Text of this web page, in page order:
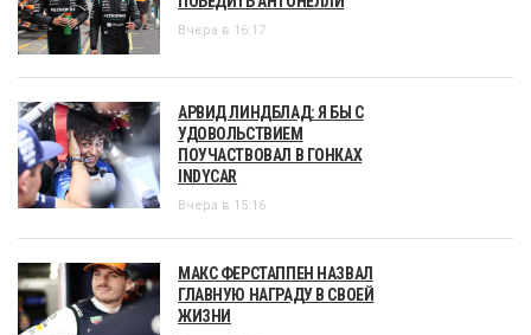
Вчера в 16:17
АРВИД ЛИНДБЛАД: Я БЫ С
УДОВОЛЬСТВИЕМ
ПОУЧАСТВОВАЛ В ГОНКАХ
INDYCAR
Вчера в 15:16
МАКС ФЕРСТАППЕН НАЗВАЛ
ГЛАВНУЮ НАГРАДУ В СВОЕЙ
ЖИЗНИ